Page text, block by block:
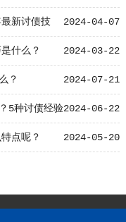
2024-04-07
新讨债技
2024-03-22
什么？
2024-07-21
？
2024-06-22
5种讨债经验
2024-05-20
点呢？